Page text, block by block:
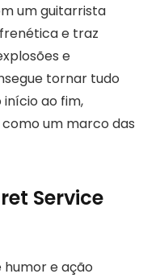
um guitarrista
e traz
e
tornar tudo
ao fim,
um marco das
Service
e ação